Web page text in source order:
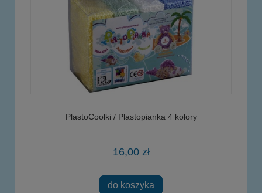
PlastoCoolki / Plastopianka 4 kolory
16,00 zł
do koszyka